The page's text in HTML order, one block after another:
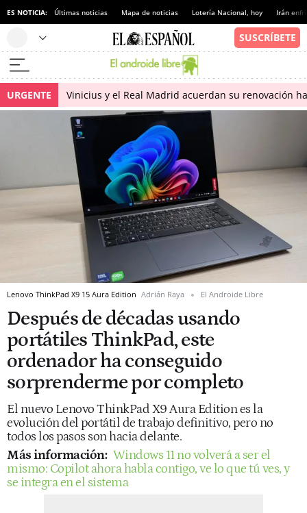
ES NOTICIA: Últimas noticias Mapa de noticias Lotería Nacional, hoy Irán
URGENTE Vinicius y el Real Madrid acuerdan su renovación
Lenovo ThinkPad X9 15 Aura Edition Adrián Raya El Androide Libre
Después de décadas usando
portátiles ThinkPad, este
ordenador ha conseguido
sorprenderme por completo
El nuevo Lenovo ThinkPad X9 Aura Edition es la
evolución del portátil de trabajo definitivo, pero no
todos los pasos son hacia delante.
Más información: Windows 11 no volverá a ser el
mismo: Copilot ahora habla contigo, ve lo que tú ves, y
se integra en el sistema